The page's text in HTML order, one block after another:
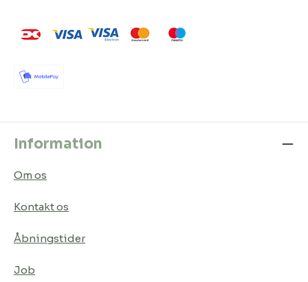
Information
Om os
Kontakt os
Åbningstider
Job